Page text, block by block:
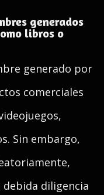
generados
libros o
generado por
comerciales
Sin embargo,
diligencia